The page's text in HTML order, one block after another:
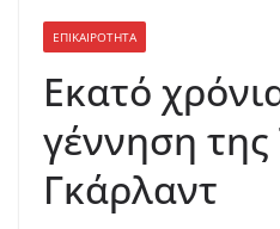
ΕΠΙΚΑΙΡΟΤΗΤΑ
Εκατό
γέννηση της
Γκάρλαντ